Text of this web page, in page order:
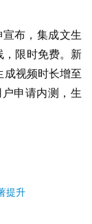
布，集成文生
，限时免费。新
成视频时长增至
申请内测，生
提升